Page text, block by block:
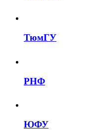
ТюмГУ
РНФ
ЮФУ